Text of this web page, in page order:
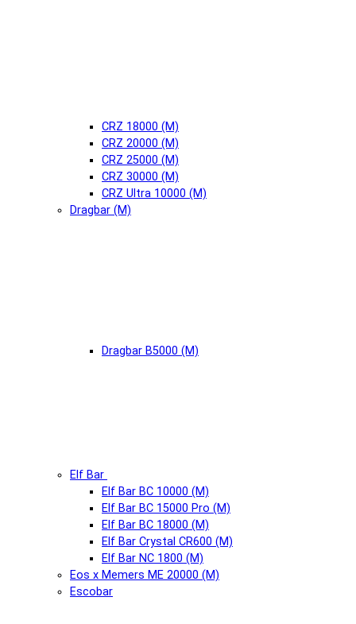
CRZ 18000 (М)
CRZ 20000 (М)
CRZ 25000 (М)
CRZ 30000 (М)
CRZ Ultra 10000 (М)
Dragbar (М)
Dragbar B5000 (М)
Elf Bar
Elf Bar BC 10000 (М)
Elf Bar BC 15000 Pro (М)
Elf Bar BC 18000 (М)
Elf Bar Crystal CR600 (М)
Elf Bar NC 1800 (М)
Eos x Memers ME 20000 (М)
Escobar